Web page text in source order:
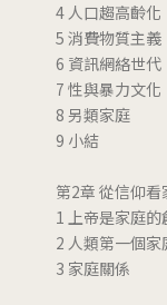
4 人口趨高齡化
5 消費物質主義
6 資訊網絡世代
7 性與暴力文化
8 另類家庭
9 小結
第2章 從信仰看
1 上帝是家庭的
2 人類第一個家
3 家庭關係